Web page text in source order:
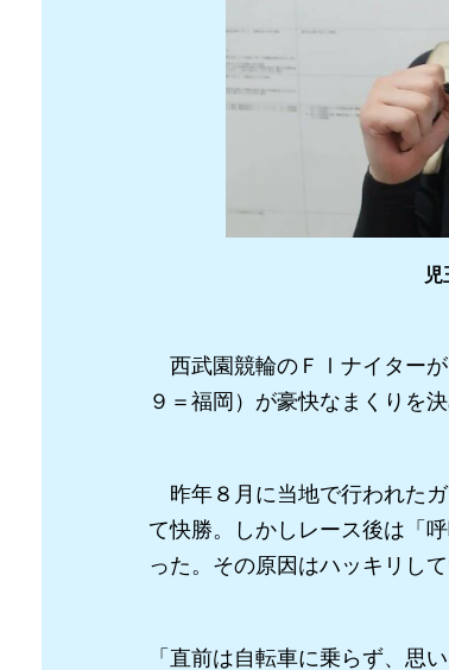
西武園競輪のＦⅠナイターが
９＝福岡）が豪快なまくりを
昨年８月に当地で行われた
て快勝。しかしレース後は「
った。その原因はハッキリして
「直前は自転車に乗らず、思